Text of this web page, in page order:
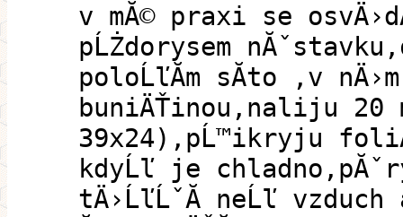
v mĂ© praxi se
pĹŻdorysem
poloĹľĂ­m sĂ­to ,v
buniÄŤinou,naliju 20
39x24),pĹ™ikryju
kdyĹľ je
tÄ›ĹľĹˇĂ­ neĹľ vzduch